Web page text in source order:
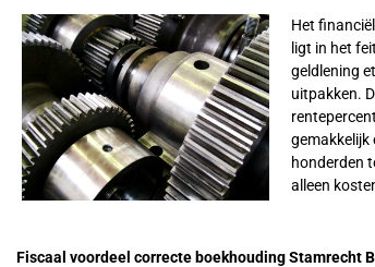
Het
ligt in het
geldlening
uitpakken.
gemakkelijk
honderden
alleen
Fiscaal voordeel correcte boekhouding Stamrecht